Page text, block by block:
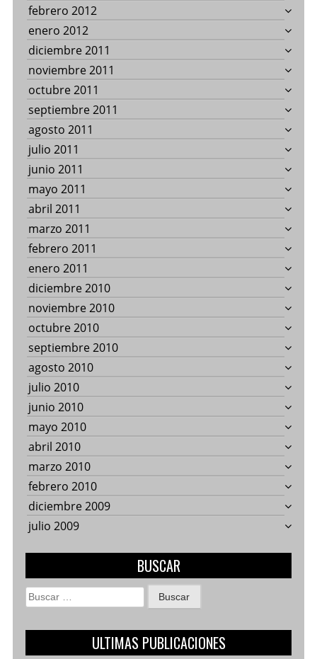
febrero 2012
enero 2012
diciembre 2011
noviembre 2011
octubre 2011
septiembre 2011
agosto 2011
julio 2011
junio 2011
mayo 2011
abril 2011
marzo 2011
febrero 2011
enero 2011
diciembre 2010
noviembre 2010
octubre 2010
septiembre 2010
agosto 2010
julio 2010
junio 2010
mayo 2010
abril 2010
marzo 2010
febrero 2010
diciembre 2009
julio 2009
BUSCAR
Buscar:
ULTIMAS PUBLICACIONES